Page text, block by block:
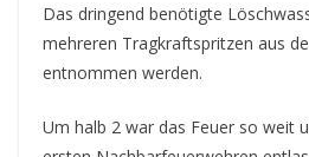
Das dringend benötigte
mehreren Tragkraftspritzen aus
entnommen werden.
Um halb 2 war das Feuer so weit